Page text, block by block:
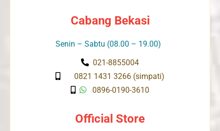
Cabang Bekasi
Senin – Sabtu (08.00 – 19.00)
021-8855004
0821 1431 3266 (simpati)
0896-0190-3610
Official Store